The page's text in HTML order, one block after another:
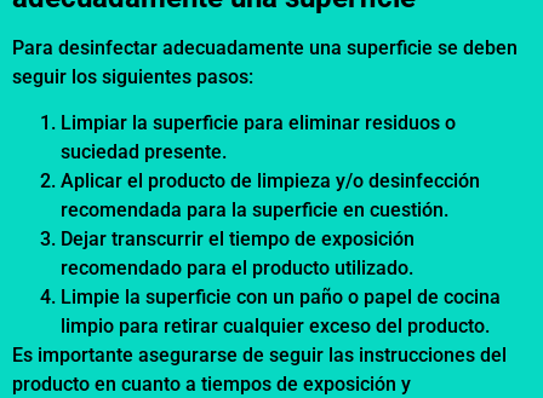
Para desinfectar adecuadamente una superficie se deben
seguir los siguientes pasos:
Limpiar la superficie para eliminar residuos o
suciedad presente.
Aplicar el producto de limpieza y/o desinfección
recomendada para la superficie en cuestión.
Dejar transcurrir el tiempo de exposición
recomendado para el producto utilizado.
Limpie la superficie con un paño o papel de cocina
limpio para retirar cualquier exceso del producto.
Es importante asegurarse de seguir las instrucciones del
producto en cuanto a tiempos de exposición y